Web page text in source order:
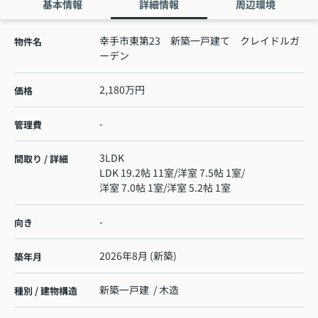
基本情報 詳細情報 周辺環境
物件名
幸手市東第23 新築一戸建て クレイドルガ
ーデン
価格 2,180万円
管理費 -
間取り / 詳細
3LDK
LDK 19.2帖 11室/洋室 7.5帖 1室/
洋室 7.0帖 1室/洋室 5.2帖 1室
向き -
築年月 2026年8月 (新築)
種別 / 建物構造 新築一戸建 / 木造